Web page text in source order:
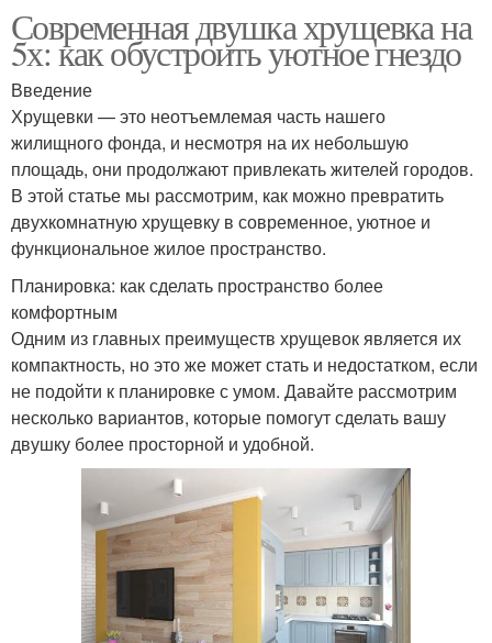
Современная двушка хрущевка на
5х: как обустроить уютное гнездо
Введение
Хрущевки — это неотъемлемая часть нашего
жилищного фонда, и несмотря на их небольшую
площадь, они продолжают привлекать жителей городов.
В этой статье мы рассмотрим, как можно превратить
двухкомнатную хрущевку в современное, уютное и
функциональное жилое пространство.
Планировка: как сделать пространство более
комфортным
Одним из главных преимуществ хрущевок является их
компактность, но это же может стать и недостатком, если
не подойти к планировке с умом. Давайте рассмотрим
несколько вариантов, которые помогут сделать вашу
двушку более просторной и удобной.